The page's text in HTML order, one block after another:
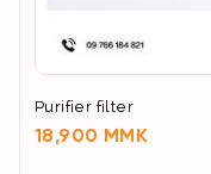
Purifier filter
18,900 MMK